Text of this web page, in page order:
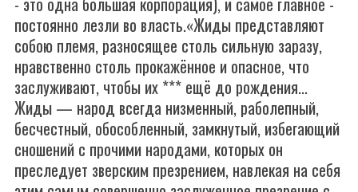
постоянно лезли во власть.«Жиды представляют
собою племя, разносящее столь сильную заразу,
нравственно столь прокажённое и опасное, что
заслуживают, чтобы их *** ещё до рождения...
Жиды — народ всегда низменный, раболепный,
бесчестный, обособленный, замкнутый, избегающий
сношений с прочими народами, которых он
преследует зверским презрением, навлекая на себя